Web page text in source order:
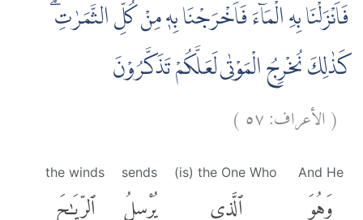
فَاَنْزَلْنَا بِهِ الْمَاۤءَ فَاَخْرَجْنَا بِهٖ مِنْ كُلِّ الثَّمَرٰتِۗ
كَذٰلِكَ نُخْرِجُ الْمَوْتٰى لَعَلَّكُمْ تَذَكَّرُوْنَ
(الأعراف:٥٧)
And He
وَهُوَ
(is) the One Who
ٱلَّذِى
sends
يُرْسِلُ
the winds
ٱلرِّيَٰحَ